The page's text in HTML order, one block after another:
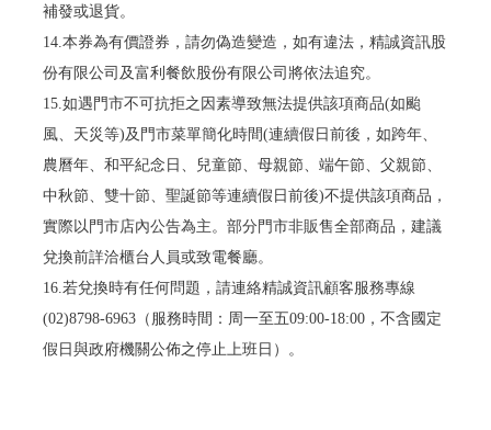
補發或退貨。
14.本券為有價證券，請勿偽造變造，如有違法，精誠資訊股
份有限公司及富利餐飲股份有限公司將依法追究。
15.如遇門市不可抗拒之因素導致無法提供該項商品(如颱
風、天災等)及門市菜單簡化時間(連續假日前後，如跨年、
農曆年、和平紀念日、兒童節、母親節、端午節、父親節、
中秋節、雙十節、聖誕節等連續假日前後)不提供該項商品，
實際以門市店內公告為主。部分門市非販售全部商品，建議
兌換前詳洽櫃台人員或致電餐廳。
16.若兌換時有任何問題，請連絡精誠資訊顧客服務專線
(02)8798-6963（服務時間：周一至五09:00-18:00，不含國定
假日與政府機關公佈之停止上班日）。